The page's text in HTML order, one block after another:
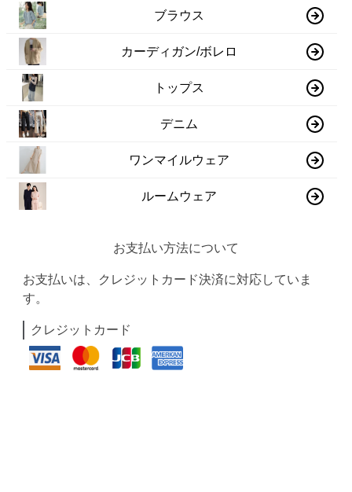
ブラウス
カーディガン/ボレロ
トップス
デニム
ワンマイルウェア
ルームウェア
お支払い方法について
お支払いは、クレジットカード決済に対応していま
す。
クレジットカード